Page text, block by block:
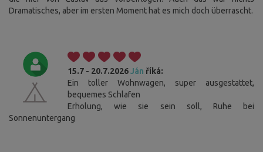
Dramatisches, aber im ersten Moment hat es mich doch überrascht.
15.7 - 20.7.2026Ján říká:
Ein toller Wohnwagen, super ausgestattet,
bequemes Schlafen
Erholung, wie sie sein soll, Ruhe bei
Sonnenuntergang